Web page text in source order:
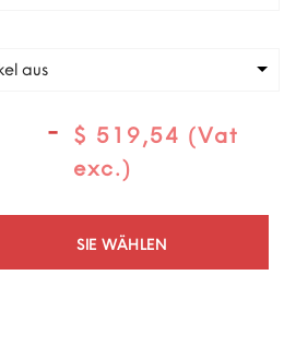
aus
-
$ 519,54 (Vat
exc.)
SIE WÄHLEN